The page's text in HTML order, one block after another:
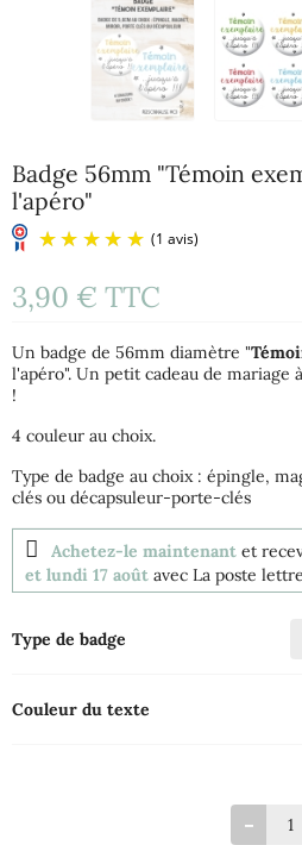
Badge 56mm "Témoin
l'apéro"
3,90 € TTC
Un badge de 56mm diamètre "
l'apéro". Un petit cadeau de mariage
!
4 couleur au choix.
Type de badge au choix : épingle,
clés ou décapsuleur-porte-clés
Achetez-le maintenant et
et lundi 17 août avec La poste
Type de badge
Couleur du texte